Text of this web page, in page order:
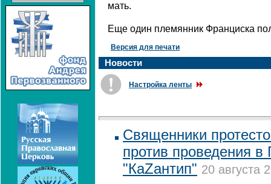
мать.
Еще один племянник Франциска
Версия для печати
Новости
Настройка ленты
Священники
против проведения в
"КаZантип" 20 августа